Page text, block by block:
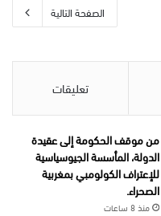
الصفحة التالية
تعليقات
من موقف الحكومة إلى عقيدة
الدولة، المأسسة الجيوسياسية
للإعتراف الكولومبي بمغربية
الصحراء.
منذ 8 ساعات